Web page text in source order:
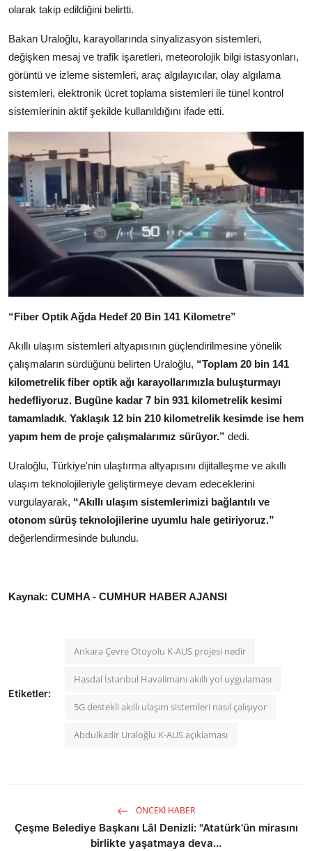
olarak takip edildiğini belirtti.
Bakan Uraloğlu, karayollarında sinyalizasyon sistemleri,
değişken mesaj ve trafik işaretleri, meteorolojik bilgi istasyonları,
görüntü ve izleme sistemleri, araç algılayıcılar, olay algılama
sistemleri, elektronik ücret toplama sistemleri ile tünel kontrol
sistemlerinin aktif şekilde kullanıldığını ifade etti.
“Fiber Optik Ağda Hedef 20 Bin 141 Kilometre”
Akıllı ulaşım sistemleri altyapısının güçlendirilmesine yönelik
çalışmaların sürdüğünü belirten Uraloğlu, “Toplam 20 bin 141
kilometrelik fiber optik ağı karayollarımızla buluşturmayı
hedefliyoruz. Bugüne kadar 7 bin 931 kilometrelik kesimi
tamamladık. Yaklaşık 12 bin 210 kilometrelik kesimde ise hem
yapım hem de proje çalışmalarımız sürüyor.” dedi.
Uraloğlu, Türkiye'nin ulaştırma altyapısını dijitalleşme ve akıllı
ulaşım teknolojileriyle geliştirmeye devam edeceklerini
vurgulayarak, “Akıllı ulaşım sistemlerimizi bağlantılı ve
otonom sürüş teknolojilerine uyumlu hale getiriyoruz.”
değerlendirmesinde bulundu.
Kaynak: CUMHA - CUMHUR HABER AJANSI
Etiketler:
Ankara Çevre Otoyolu K-AUS projesi nedir
Hasdal İstanbul Havalimanı akıllı yol uygulaması
5G destekli akıllı ulaşım sistemleri nasıl çalışıyor
Abdulkadir Uraloğlu K-AUS açıklaması
ÖNCEKI HABER
Çeşme Belediye Başkanı Lâl Denizli: "Atatürk'ün mirasını
birlikte yaşatmaya deva...